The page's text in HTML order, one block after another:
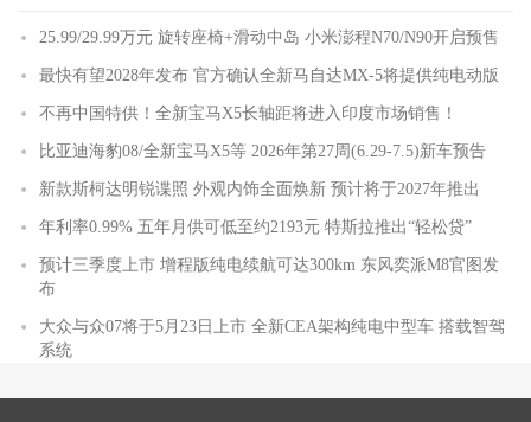
25.99/29.99万元 旋转座椅+滑动中岛 小米澎程N70/N90开启预售
最快有望2028年发布 官方确认全新马自达MX-5将提供纯电动版
不再中国特供！全新宝马X5长轴距将进入印度市场销售！
比亚迪海豹08/全新宝马X5等 2026年第27周(6.29-7.5)新车预告
新款斯柯达明锐谍照 外观内饰全面焕新 预计将于2027年推出
年利率0.99% 五年月供可低至约2193元 特斯拉推出“轻松贷”
预计三季度上市 增程版纯电续航可达300km 东风奕派M8官图发
布
大众与众07将于5月23日上市 全新CEA架构纯电中型车 搭载智驾
系统